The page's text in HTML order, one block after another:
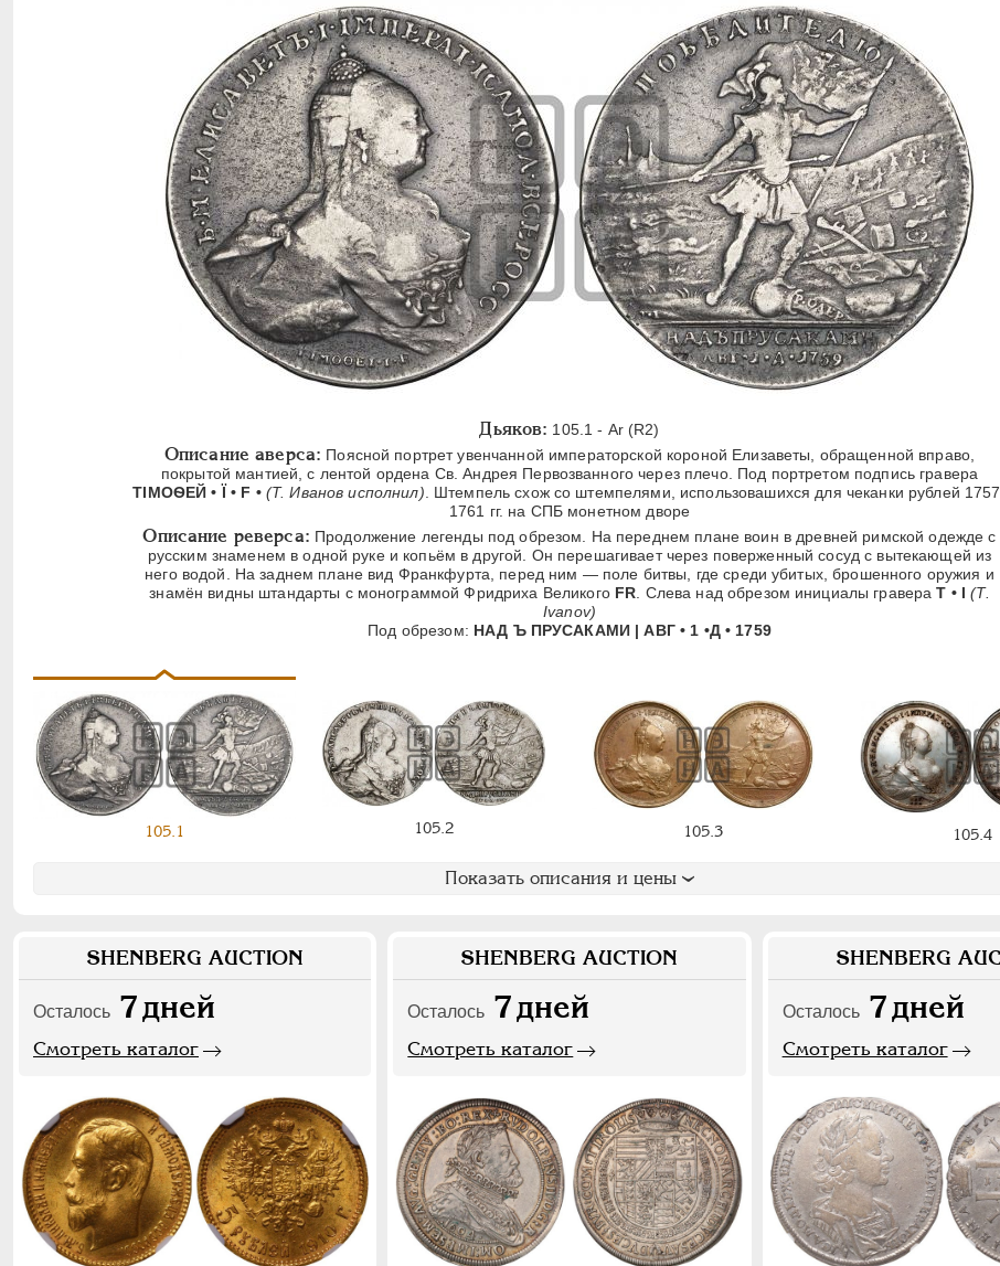
Дьяков: 105.1 - Ar (R2)
Описание аверса: Поясной портрет увенчанной императорской короной Елизаветы, обращенной вправо,
покрытой мантией, с лентой ордена Св. Андрея Первозванного через плечо. Под портретом подпись гравера
ТIМОѲЕЙ • Ï • F • (Т. Иванов исполнил) . Штемпель схож со штемпелями, использовашихся для чеканки рублей
1761 гг. на СПБ монетном дворе
Описание реверса: Продолжение легенды под обрезом. На переднем плане воин в древней римской одежде с
русским знаменем в одной руке и копьём в другой. Он перешагивает через поверженный сосуд с вытекающей из
него водой. На заднем плане вид Франкфурта, перед ним — поле битвы, где среди убитых, брошенного оружия и
знамён видны штандарты с монограммой Фридриха Великого FR . Слева над обрезом инициалы гравераТ • I (Т.
Ivanov)
Под обрезом: НАД Ъ ПРУСАКАМИ | АВГ • 1 •Д • 1759
105.1 105.2 105.3 105.4
Показать описания и цены
SHENBERG AUCTION
Осталось 7дней
Смотреть каталог
SHENBERG AUCTION
Осталось 7дней
Смотреть каталог
SHENBERG
Осталось 7дней
Смотреть каталог